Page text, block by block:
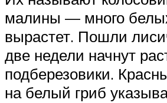
малины — много
вырастет. Пошли
две недели начнут
подберезовики.
на белый гриб